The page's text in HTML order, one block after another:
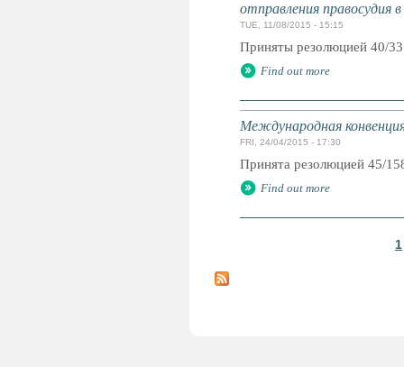
отправления правосудия
TUE, 11/08/2015 - 15:15
Приняты резолюцией 40/
Find out more
Международная
FRI, 24/04/2015 - 17:30
Принята резолюцией 45/
Find out more
a
1